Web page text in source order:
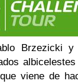
Brzezicki y
albicelestes
viene de